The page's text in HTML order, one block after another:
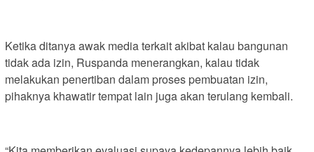
Ketika ditanya awak media terkait akibat kalau bangunan
tidak ada izin, Ruspanda menerangkan, kalau tidak
melakukan penertiban dalam proses pembuatan izin,
pihaknya khawatir tempat lain juga akan terulang kembali.